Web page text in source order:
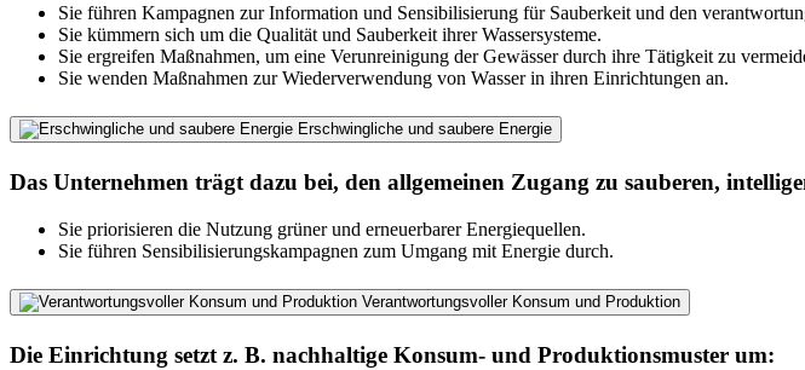
Sie führen Kampagnen zur Information und Sensibilisierung für Sauberkeit und den
Sie kümmern sich um die Qualität und Sauberkeit ihrer Wassersysteme.
Sie ergreifen Maßnahmen, um eine Verunreinigung der Gewässer durch ihre Tätigkeit zu
Sie wenden Maßnahmen zur Wiederverwendung von Wasser in ihren Einrichtungen an.
Erschwingliche und saubere Energie
Das Unternehmen trägt dazu bei, den allgemeinen Zugang zu sauberen,
Sie priorisieren die Nutzung grüner und erneuerbarer Energiequellen.
Sie führen Sensibilisierungskampagnen zum Umgang mit Energie durch.
Verantwortungsvoller Konsum und Produktion
Die Einrichtung setzt z. B. nachhaltige Konsum- und Produktionsmuster um: